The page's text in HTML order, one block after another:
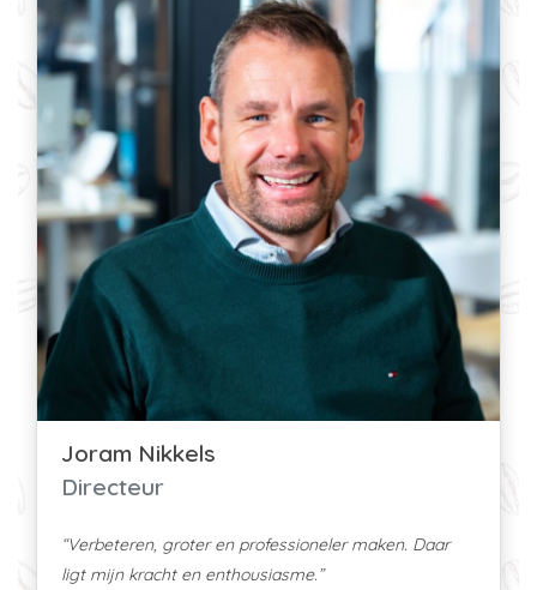
Joram Nikkels
Directeur
“Verbeteren, groter en professioneler maken. Daar
ligt mijn kracht en enthousiasme.”